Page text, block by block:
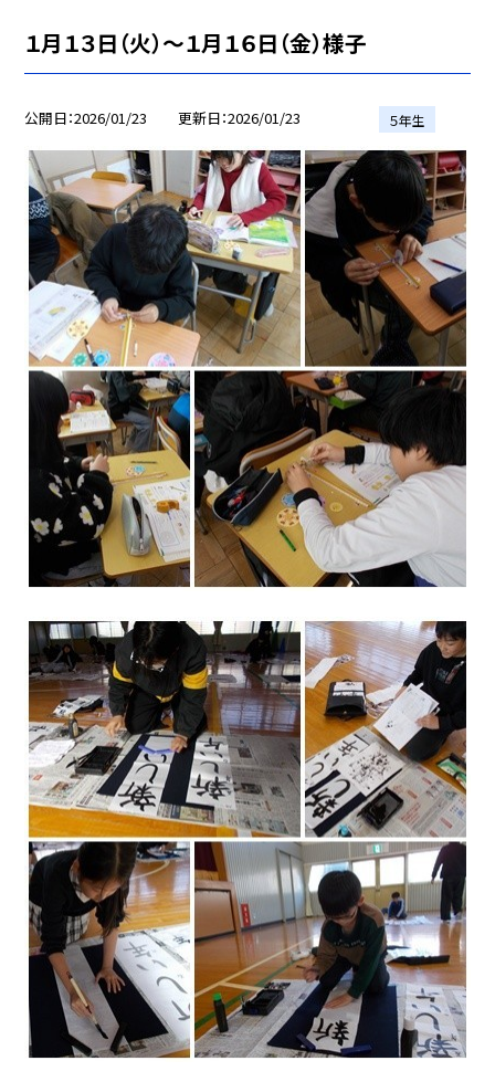
１月１３日（火）～１月１６日（金）様子
公開日 2026/01/23 更新日 2026/01/23 ５年生